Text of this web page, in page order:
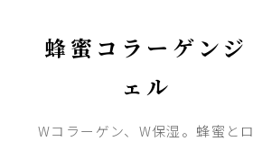
蜂蜜コラーゲンジ
ェル
Wコラーゲン、W保湿。蜂蜜とロ